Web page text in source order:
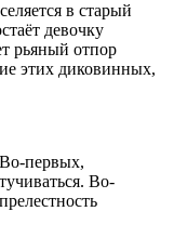
в старый
девочку
рьяный отпор
этих диковинных,
первых,
Во-